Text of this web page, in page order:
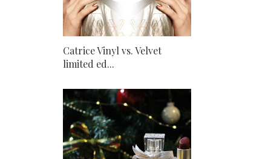
Catrice Vinyl vs. Velvet
limited ed...